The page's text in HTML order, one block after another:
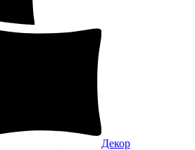
Декор